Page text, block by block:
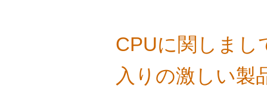
CPUに関しまし
入りの激しい製